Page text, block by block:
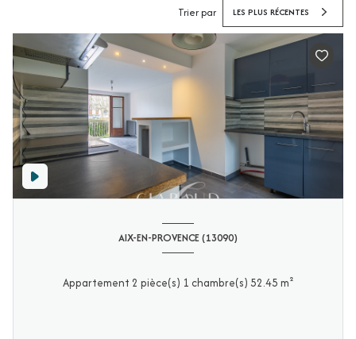
Trier par LES PLUS RÉCENTES
AIX-EN-PROVENCE (13090)
Appartement 2 pièce(s) 1 chambre(s) 52.45 m²